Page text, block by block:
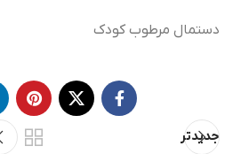
دستمال مرطوب کودک
جدیدتر